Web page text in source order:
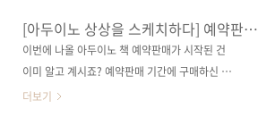
하드웨어 / 마이크로컨트롤러 관련 사이트 ■ 저
자 운영 카페 ■ 호환(학습)보드 구매처 관련 포
스트 ■ 2014/12..
분들이 그렇게 많지 않았습니다. 다음에는 좀 더
쉽고 재밌는 이벤트를 할 수 있도록 준비해 보겠
습니다! 이제부터 당첨자를 발표하고자 합니다.
고자 공정하게 사다리 타기를 했습니다! 포털사
[아두이노 상상을 스케치하다] 예약판매
이벤트
이번에 나올 아두이노 책 예약판매가 시작된 건
이미 알고 계시죠? 예약판매 기간에 구매하신 분
중 10분께 아두이노 호환 보드를 드리는 이벤트
더보기